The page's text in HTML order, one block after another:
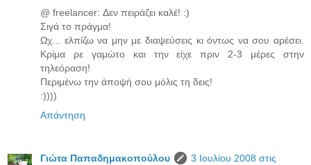
@ freelancer: Δεν πειράζει καλέ! :)
Σιγά το πράγμα!
Ωχ... ελπίζω να μην με διαψεύσεις κι όντως να σου αρέσει.
Κρίμα ρε γαμώτο και την είχε πριν 2-3 μέρες στην
τηλεόραση!
Περιμένω την άποψή σου μόλις τη δεις!
:))))
Απάντηση
Γιώτα Παπαδημακοπούλου
3 Ιουλίου 2008 στις